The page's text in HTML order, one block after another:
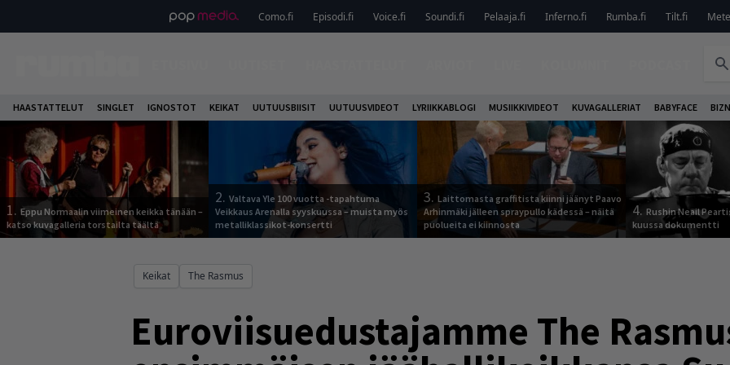
Como.fi Episodi.fi Voice.fi Soundi.fi Pelaaja.fi Inferno.fi Rumba.fi Tilt.fi
HAASTATTELUT SINGLET IGNOSTOT KEIKAT UUTUUSBIISIT UUTUUSVIDEOT LYRIIKKABLOGI MUSIIKKIVIDEOT KUVAGALLERIAT BABYFACE
1. Eppu Normaalin viimeinen keikka tänään –
katso kuvagalleria torstailta täältä
2. Valtava Yle 100 vuotta -tapahtuma
Veikkaus Arenalla syyskuussa – muista myös
metalliklassikot-konsertti
3. Laittomasta graffitista kiinni jäänyt Paavo
Arhinmäki jälleen spraypullo kädessä – näitä
puolueita ei kiinnosta
4. Rushin Neail
kuussa dokumentti
Keikat The Rasmus
Euroviisuedustajamme The